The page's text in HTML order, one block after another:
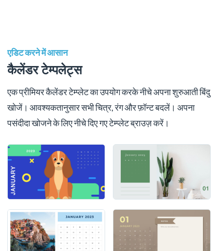
एडिट करने में आसान
कैलेंडर टेम्पलेट्स
एक प्रीमियर कैलेंडर टेम्प्लेट का उपयोग करके नीचे अपना शुरुआती बिंदु
खोजें। आवश्यकतानुसार सभी चित्र, रंग और फ़ॉन्ट बदलें। अपना
पसंदीदा खोजने के लिए नीचे दिए गए टेम्प्लेट ब्राउज़ करें।